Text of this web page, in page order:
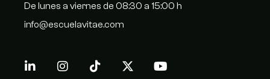
De lunes a viernes de 08:30 a 15:00 h
info@escuelavitae.com